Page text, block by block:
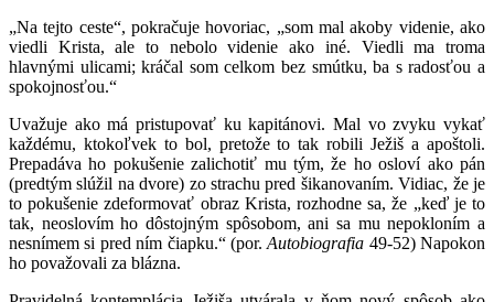
„Na tejto ceste“, pokračuje hovoriac, „som mal akoby videnie, ako
viedli Krista, ale to nebolo videnie ako iné. Viedli ma troma
hlavnými ulicami; kráčal som celkom bez smútku, ba s radosťou a
spokojnosťou.“
Uvažuje ako má pristupovať ku kapitánovi. Mal vo zvyku vykať
každému, ktokoľvek to bol, pretože to tak robili Ježiš a apoštoli.
Prepadáva ho pokušenie zalichotiť mu tým, že ho osloví ako pán
(predtým slúžil na dvore) zo strachu pred šikanovaním. Vidiac, že je
to pokušenie zdeformovať obraz Krista, rozhodne sa, že „keď je to
tak, neoslovím ho dôstojným spôsobom, ani sa mu nepokloním a
nesnímem si pred ním čiapku.“ (por.Autobiografia 49-52) Napokon
ho považovali za blázna.